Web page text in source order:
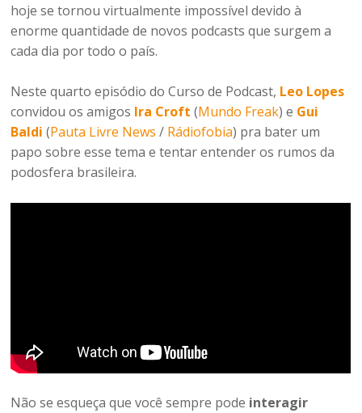
hoje se tornou virtualmente impossível devido à
enorme quantidade de novos podcasts que surgem a
cada dia por todo o país.
Neste quarto episódio do Curso de Podcast, Leo Lopes
convidou os amigos Ira Croft (Mundo Freak) e Gui
Baldi (Pauta Livre News / Rádiofobia) pra bater um
papo sobre esse tema e tentar entender os rumos da
podosfera brasileira.
Não se esqueça que você sempre pode interagir